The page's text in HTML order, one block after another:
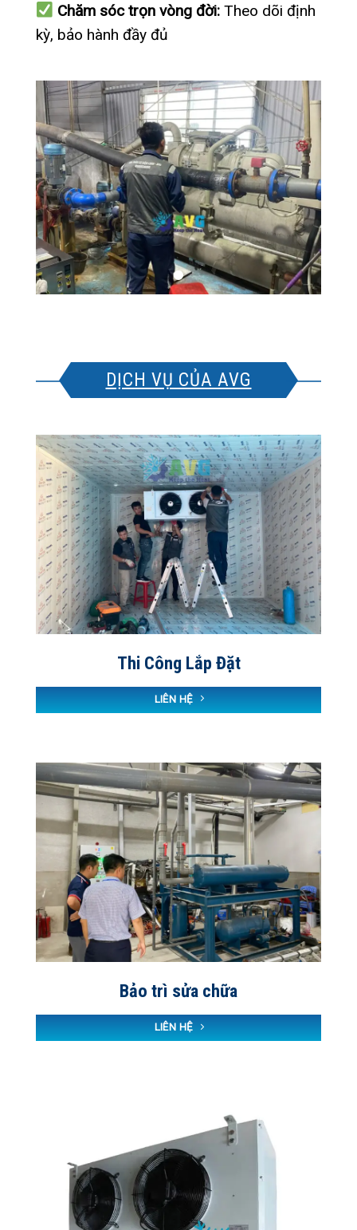
Chăm sóc trọn vòng đời: Theo dõi định
kỳ, bảo hành đầy đủ
DỊCH VỤ CỦA AVG
Thi Công Lắp Đặt
LIÊN HỆ
Bảo trì sửa chữa
LIÊN HỆ